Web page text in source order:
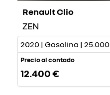
Renault Clio
ZEN
2020 | Gasolina |
Precio al contado
12.400 €